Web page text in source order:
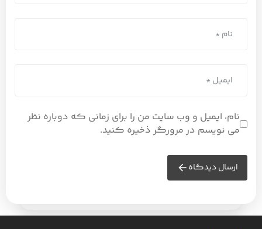
نام، ایمیل و وب سایت من را برای زمانی که دوباره نظر
می نویسم در مرورگر ذخیره کنید.
ارسال دیدگاه